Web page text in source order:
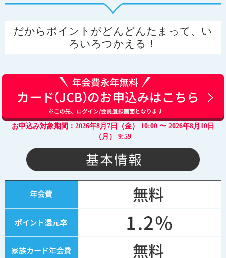
だからポイントがどんどんたまって、い
ろいろつかえる！
お申込み対象期間：2026年8月7日（金） 10:00 〜 2026年8月10日
（月） 9:59